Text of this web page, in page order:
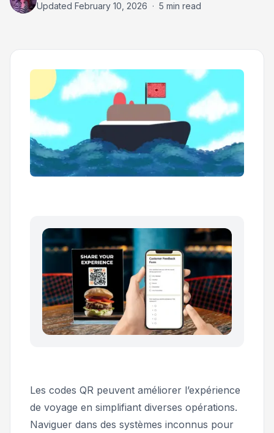
Updated February 10, 2026 · 5 min read
Les codes QR peuvent améliorer l’expérience
de voyage en simplifiant diverses opérations.
Naviguer dans des systèmes inconnus pour